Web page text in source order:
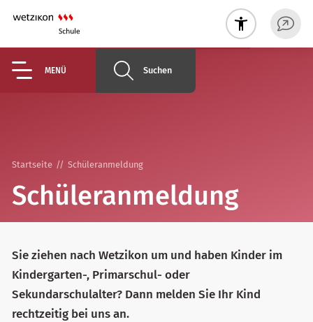
MENÜ Suchen
Startseite Schüleranmeldung
Schüleranmeldung
Sie ziehen nach Wetzikon um und haben Kinder im
Kindergarten-, Primarschul- oder
Sekundarschulalter? Dann melden Sie Ihr Kind
rechtzeitig bei uns an.